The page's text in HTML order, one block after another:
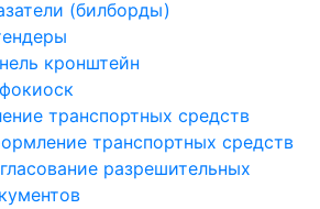
(билборды)
кронштейн
транспортных средств
транспортных средств
разрешительных